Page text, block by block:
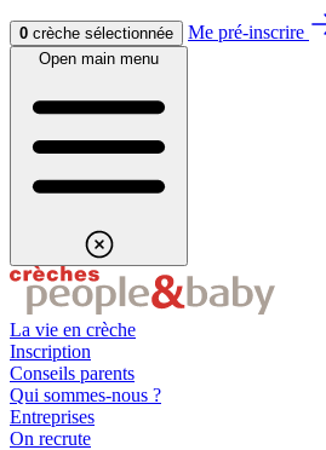
Aller au contenuAller au footer
0 crèche sélectionnée Me pré-inscrire
Open main menu
La vie en crèche
Inscription
Conseils parents
Qui sommes-nous ?
Entreprises
On recrute